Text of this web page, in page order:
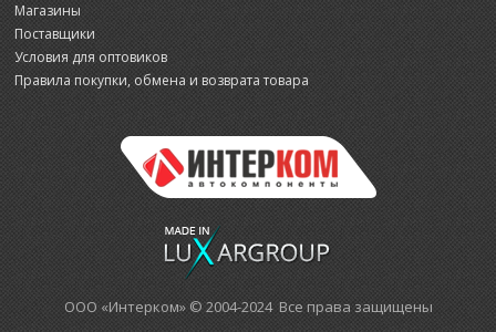
Магазины
Поставщики
Условия для оптовиков
Правила покупки, обмена и возврата товара
ООО «Интерком» © 2004-2024 Все права защищены